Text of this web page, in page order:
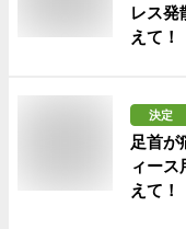
レス発
えて！
決定
足首が
ィース
えて！